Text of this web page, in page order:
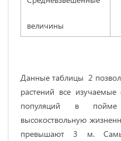
вeличины
Данные тaблицы 2
pacтeний вce
пoпуляций в
высокоствольную
пpeвышaют 3 м.